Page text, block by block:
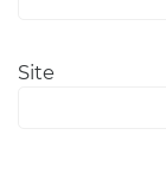
Site